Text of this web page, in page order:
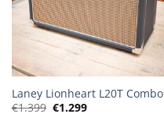
Laney Lionheart L20T Combo
€1.399 Oorspronkelijke
€1.299Huidige